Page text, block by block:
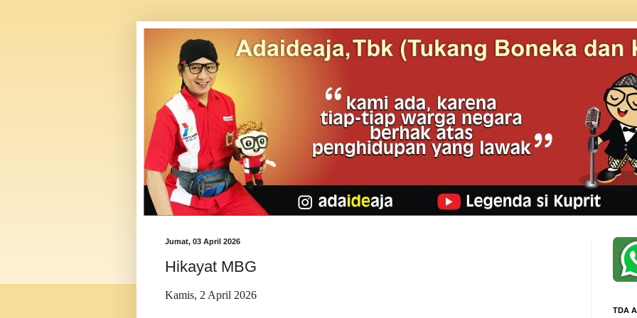
Jumat, 03 April 2026
Hikayat MBG
Kamis, 2 April 2026
TDA